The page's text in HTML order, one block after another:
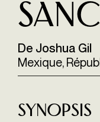
De Joshua Gil
Mexique,
Synopsis